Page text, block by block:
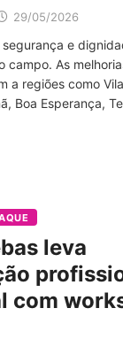
29/05/2026
e
campo. As
a regiões como
Boa Esperança,
leva
com